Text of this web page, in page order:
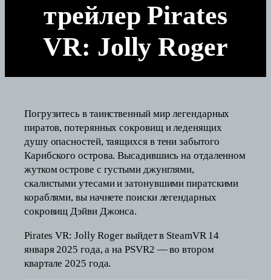
трейлер Pirates
VR: Jolly Roger
Погрузитесь в таинственный мир легендарных
пиратов, потерянных сокровищ и леденящих
душу опасностей, таящихся в тени забытого
Карибского острова. Высадившись на отдаленном
жутком острове с густыми джунглями,
скалистыми утесами и затонувшими пиратскими
кораблями, вы начнете поиски легендарных
сокровищ Дэйви Джонса.
Pirates VR: Jolly Roger выйдет в SteamVR 14
января 2025 года, а на PSVR2 — во втором
квартале 2025 года.